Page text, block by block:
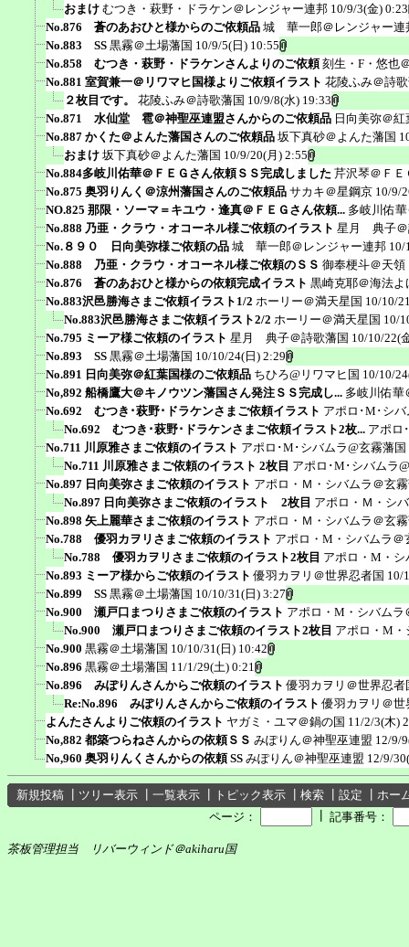
おまけ むつき・萩野・ドラケン＠レンジャー連邦 10/9/3(金) 0:23
No.876 蒼のあおひと様からのご依頼品 城 華一郎＠レンジャー連
No.883 SS 黒霧＠土場藩国 10/9/5(日) 10:55
No.858 むつき・萩野・ドラケンさんよりのご依頼 刻生・F・悠也
No.881 室賀兼一＠リワマヒ国様よりご依頼イラスト 花陵ふみ＠詩
２枚目です。
花陵ふみ＠詩歌藩国 10/9/8(水) 19:33
No.871 水仙堂 雹＠神聖巫連盟さんからのご依頼品 日向美弥＠紅
No.887 かくた＠よんた藩国さんのご依頼品 坂下真砂＠よんた藩国
おまけ 坂下真砂＠よんた藩国 10/9/20(月) 2:55
No.884多岐川佑華＠ＦＥＧさん依頼ＳＳ完成しました 芹沢琴＠ＦＥ
No.875 奥羽りんく＠涼州藩国さんのご依頼品 サカキ＠星鋼京 10/9/
NO.825 那限・ソーマ＝キユウ・逢真＠ＦＥＧさん依頼... 多岐川佑
No.888 乃亜・クラウ・オコーネル様ご依頼のイラスト 星月 典子＠
No.８９０ 日向美弥様ご依頼の品 城 華一郎＠レンジャー連邦 10/
No.888 乃亜・クラウ・オコーネル様ご依頼のＳＳ 御奉梗斗＠天領
No.876 蒼のあおひと様からの依頼完成イラスト 黒崎克耶＠海法よ
No.883沢邑勝海さまご依頼イラスト1/2 ホーリー＠満天星国 10/10/
No.883沢邑勝海さまご依頼イラスト2/2 ホーリー＠満天星国 10/
No.795 ミーア様ご依頼のイラスト 星月 典子＠詩歌藩国 10/10/22(
No.893 SS 黒霧＠土場藩国 10/10/24(日) 2:29
No.891 日向美弥＠紅葉国様のご依頼品 ちひろ@リワマヒ国 10/10/
No,892 船橋鷹大＠キノウツン藩国さん発注ＳＳ完成し... 多岐川佑華
No.692 むつき･萩野･ドラケンさまご依頼イラスト アポロ･M･シ
No.692 むつき･萩野･ドラケンさまご依頼イラスト2枚... アポロ
No.711 川原雅さまご依頼のイラスト アポロ･M･シバムラ@玄霧藩国
No.711 川原雅さまご依頼のイラスト 2枚目 アポロ･M･シバムラ
No.897 日向美弥さまご依頼のイラスト アポロ・Ｍ・シバムラ＠玄
No.897 日向美弥さまご依頼のイラスト 2枚目 アポロ・Ｍ・シ
No.898 矢上麗華さまご依頼のイラスト アポロ・Ｍ・シバムラ＠玄
No.788 優羽カヲリさまご依頼のイラスト アポロ・M・シバムラ＠
No.788 優羽カヲリさまご依頼のイラスト2枚目 アポロ・M・
No.893 ミーア様からご依頼のイラスト 優羽カヲリ＠世界忍者国 10/
No.899 SS 黒霧＠土場藩国 10/10/31(日) 3:27
No.900 瀬戸口まつりさまご依頼のイラスト アポロ・M・シバムラ
No.900 瀬戸口まつりさまご依頼のイラスト2枚目 アポロ・M・
No.900 黒霧＠土場藩国 10/10/31(日) 10:42
No.896 黒霧＠土場藩国 11/1/29(土) 0:21
No.896 みぽりんさんからご依頼のイラスト 優羽カヲリ＠世界忍者
Re:No.896 みぽりんさんからご依頼のイラスト 優羽カヲリ＠世
よんたさんよりご依頼のイラスト ヤガミ・ユマ＠鍋の国 11/2/3(木)
No,882 都築つらねさんからの依頼ＳＳ みぽりん＠神聖巫連盟 12/9/
No,960 奥羽りんくさんからの依頼 SS みぽりん＠神聖巫連盟 12/9/
新規投稿 ツリー表示 一覧表示 トピック表示 検索 設定
ホー
ページ：
記事番号：
茶板管理担当 リバーウィンド＠akiharu国